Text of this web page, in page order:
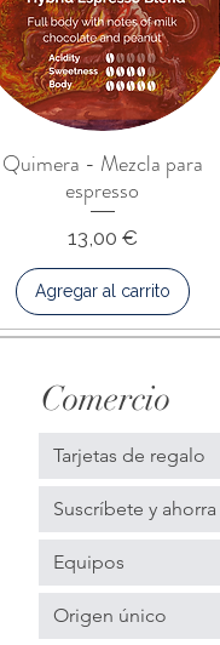
Quimera - Mezcla para
espresso
Precio
13,00 €
Agregar al carrito
Comercio
Tarjetas de regalo
Suscríbete y ahorra
Equipos
Origen único